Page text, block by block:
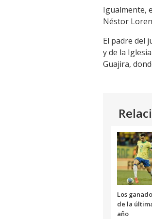
Igualmente,
Néstor
El padre del
y de la
Guajira,
Los
de la
año